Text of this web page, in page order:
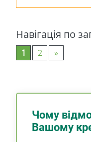
Навігація по
1 2 »
Чому
Вашому